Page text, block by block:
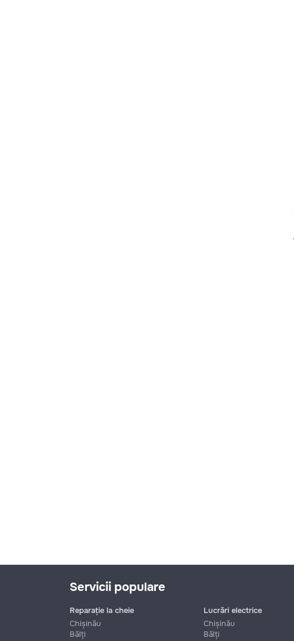
Servicii populare
Reparație la cheie
Chișinău
Bălți
Lucrări electrice
Chișinău
Bălți